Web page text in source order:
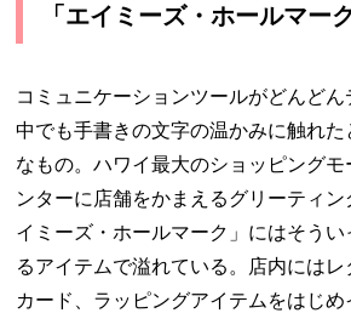
「エイミーズ・ホールマーク
コミュニケーションツールがどんどん
中でも手書きの文字の温かみに触れ
なもの。ハワイ最大のショッピング
ンターに店舗をかまえるグリーティ
イミーズ・ホールマーク」にはそうい
るアイテムで溢れている。店内にはレ
カード、ラッピングアイテムをはじ